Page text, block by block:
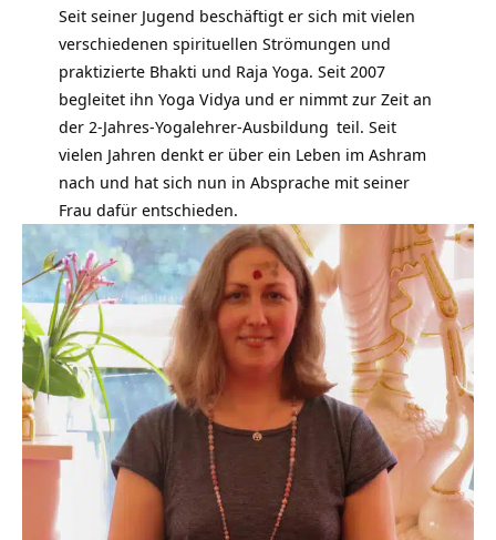
Seit seiner Jugend beschäftigt er sich mit vielen
verschiedenen spirituellen Strömungen und
praktizierte Bhakti und Raja Yoga. Seit 2007
begleitet ihn Yoga Vidya und er nimmt zur Zeit an
der 2-Jahres-Yogalehrer-Ausbildung teil. Seit
vielen Jahren denkt er über ein Leben im Ashram
nach und hat sich nun in Absprache mit seiner
Frau dafür entschieden.